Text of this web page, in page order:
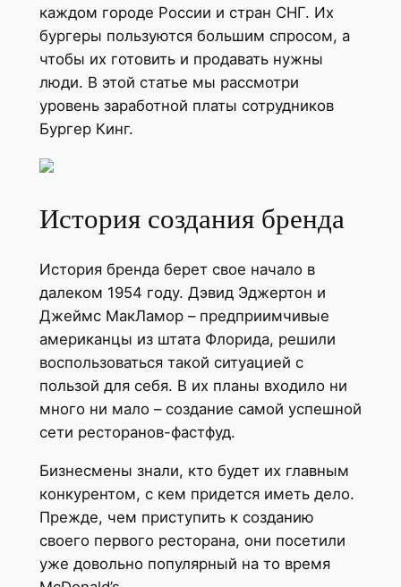
каждом городе России и стран СНГ. Их
бургеры пользуются большим спросом, а
чтобы их готовить и продавать нужны
люди. В этой статье мы рассмотри
уровень заработной платы сотрудников
Бургер Кинг.
История создания бренда
История бренда берет свое начало в
далеком 1954 году. Дэвид Эджертон и
Джеймс МакЛамор – предприимчивые
американцы из штата Флорида, решили
воспользоваться такой ситуацией с
пользой для себя. В их планы входило ни
много ни мало – создание самой успешной
сети ресторанов-фастфуд.
Бизнесмены знали, кто будет их главным
конкурентом, с кем придется иметь дело.
Прежде, чем приступить к созданию
своего первого ресторана, они посетили
уже довольно популярный на то время